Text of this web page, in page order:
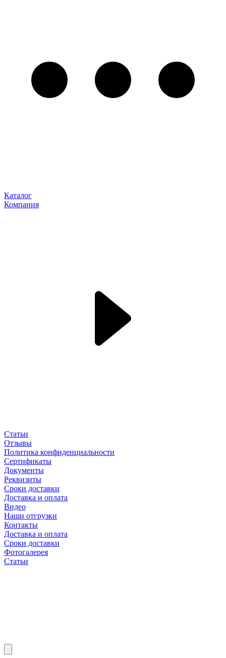
Каталог
Компания
Статьи
Отзывы
Политика конфиденциальности
Сертификаты
Документы
Реквизиты
Сроки доставки
Доставка и оплата
Видео
Наши отгрузки
Контакты
Доставка и оплата
Сроки доставки
Фотогалерея
Статьи